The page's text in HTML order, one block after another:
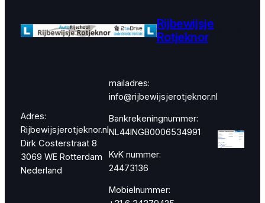
Rijbewijsje
Rotjeknor
Adres:
Rijbewijsjerotjeknor.nl
Dirk Costerstraat 8
3069 WE Rotterdam
Nederland
mailadres:
info@rijbewijsjerotjeknor.nl
Bankrekeningnummer:
NL44INGB0006534991
KvK nummer:
24473136
Mobielnummer: